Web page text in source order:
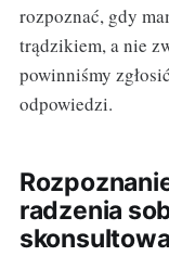
rozpoznać, gdy
trądzikiem, a nie
powinniśmy
odpowiedzi.
radzenia